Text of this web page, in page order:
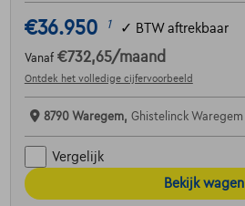
€36.950 1 ✓ BTW aftrekbaar
Vanaf €732,65/maand
Ontdek het volledige cijfervoorbeeld
8790 Waregem, Ghistelinck Waregem
Vergelijk
Bekijk wagen